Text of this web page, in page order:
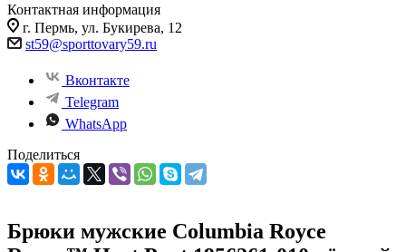
Контактная информация
г. Пермь, ул. Букирева, 12
st59@sporttovary59.ru
Вконтакте
Telegram
WhatsApp
Поделиться
Брюки мужские Columbia Royce